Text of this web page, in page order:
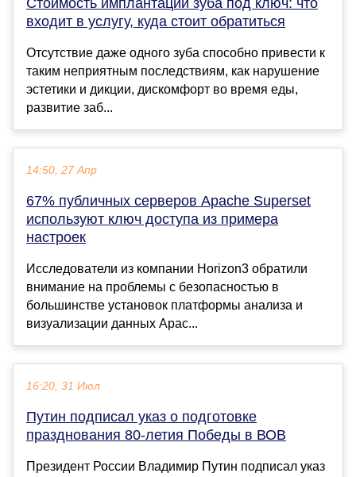
Стоимость имплантации зуба под ключ: что
входит в услугу, куда стоит обратиться
Отсутствие даже одного зуба способно привести к
таким неприятным последствиям, как нарушение
эстетики и дикции, дискомфорт во время еды,
развитие заб...
14:50, 27 Апр
67% публичных серверов Apache Superset
используют ключ доступа из примера
настроек
Исследователи из компании Horizon3 обратили
внимание на проблемы с безопасностью в
большинстве установок платформы анализа и
визуализации данных Apac...
16:20, 31 Июл
Путин подписал указ о подготовке
празднования 80-летия Победы в ВОВ
Президент России Владимир Путин подписал указ